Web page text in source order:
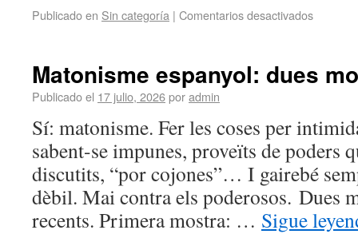
Publicado en Sin categoría | Comentarios desactivados
Matonisme espanyol: dues
Publicado el 17 julio, 2026poradmin
Sí: matonisme. Fer les coses per
sabent-se impunes, proveïts de poders
discutits, “por cojones”… I gairebé
dèbil. Mai contra els poderosos. Dues
recents. Primera mostra: … Sigue